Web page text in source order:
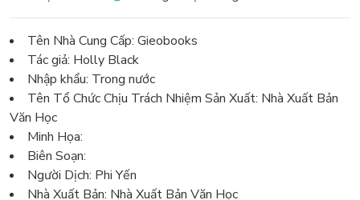
Tên Nhà Cung Cấp: Gieobooks
Tác giả: Holly Black
Nhập khẩu: Trong nước
Tên Tổ Chức Chịu Trách Nhiệm Sản Xuất: Nhà Xuất Bản
Văn Học
Minh Họa:
Biên Soạn:
Người Dịch: Phi Yến
Nhà Xuất Bản: Nhà Xuất Bản Văn Học